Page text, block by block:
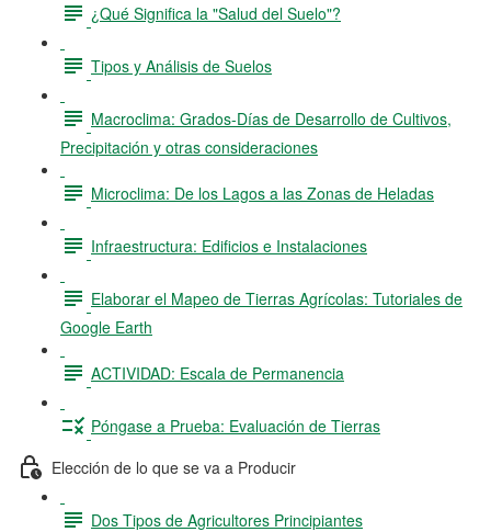
¿Qué Significa la "Salud del Suelo"?
Tipos y Análisis de Suelos
Macroclima: Grados-Días de Desarrollo de Cultivos,
Precipitación y otras consideraciones
Microclima: De los Lagos a las Zonas de Heladas
Infraestructura: Edificios e Instalaciones
Elaborar el Mapeo de Tierras Agrícolas: Tutoriales de
Google Earth
ACTIVIDAD: Escala de Permanencia
Póngase a Prueba: Evaluación de Tierras
Elección de lo que se va a Producir
Dos Tipos de Agricultores Principiantes